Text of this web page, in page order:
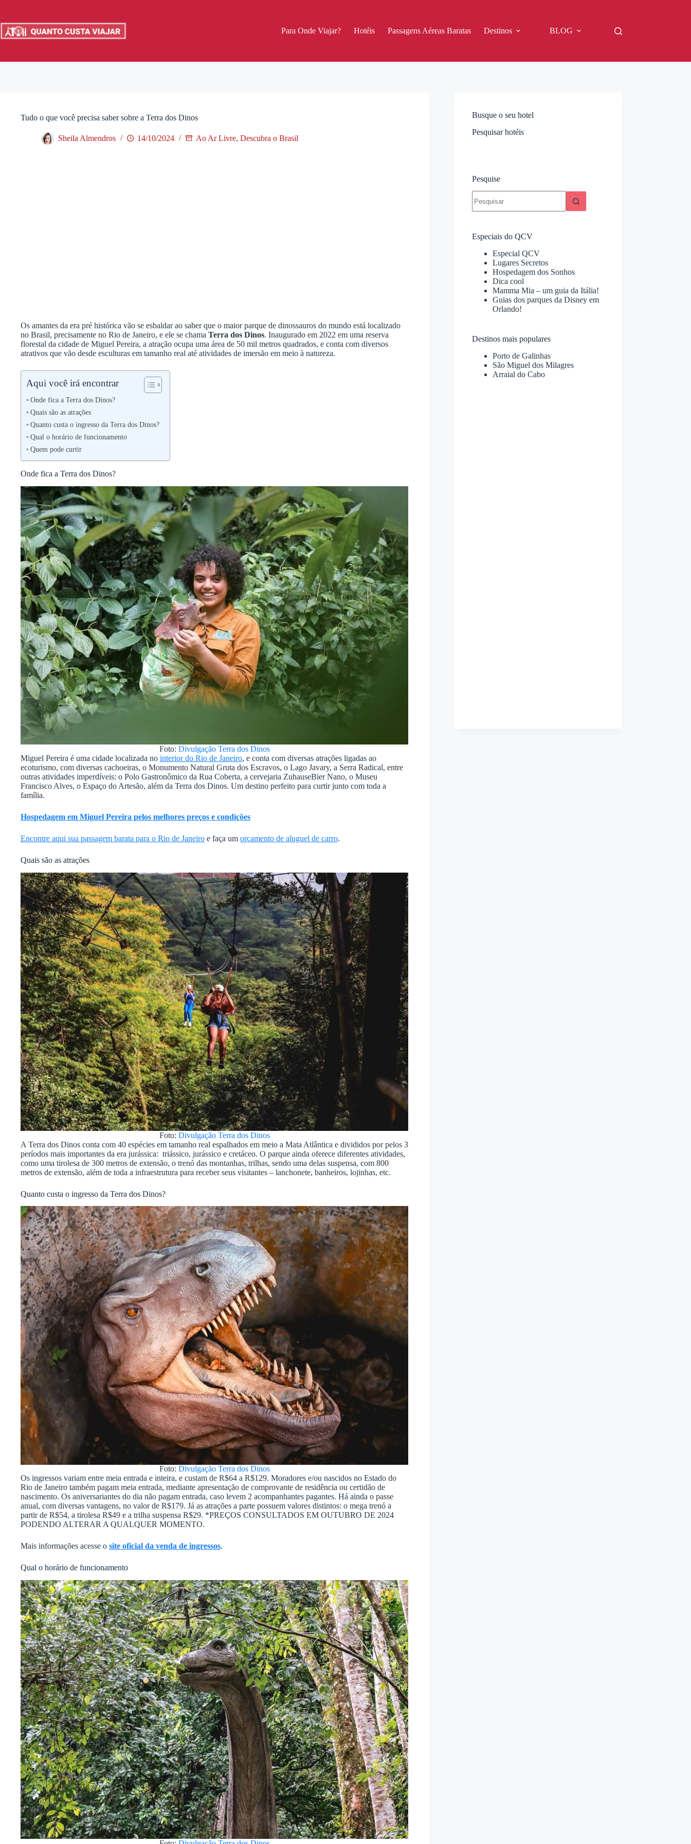
o
conteúdo
Para Onde Viajar? Hotéis Passagens Aéreas Baratas Destinos BLOG
Tudo o que você precisa saber sobre a Terra dos Dinos
Sheila Almendros 14/10/2024 Ao Ar Livre, Descubra o Brasil
Os amantes da era pré histórica vão se esbaldar ao saber que o maior parque de dinossauros do mundo está localizado
no Brasil, precisamente no Rio de Janeiro, e ele se chama Terra dos Dinos. Inaugurado em 2022 em uma reserva
florestal da cidade de Miguel Pereira, a atração ocupa uma área de 50 mil metros quadrados, e conta com diversos
atrativos que vão desde esculturas em tamanho real até atividades de imersão em meio à natureza.
Aqui você irá encontrar
Onde fica a Terra dos Dinos?
Quais são as atrações
Quanto custa o ingresso da Terra dos Dinos?
Qual o horário de funcionamento
Quem pode curtir
Onde fica a Terra dos Dinos?
Foto: Divulgação Terra dos Dinos
Miguel Pereira é uma cidade localizada no interior do Rio de Janeiro, e conta com diversas atrações ligadas ao
ecoturismo, com diversas cachoeiras, o Monumento Natural Gruta dos Escravos, o Lago Javary, a Serra Radical, entre
outras atividades imperdíveis: o Polo Gastronômico da Rua Coberta, a cervejaria ZuhauseBier Nano, o Museu
Francisco Alves, o Espaço do Artesão, além da Terra dos Dinos. Um destino perfeito para curtir junto com toda a
família.
Hospedagem em Miguel Pereira pelos melhores preços e condições
Encontre aqui sua passagem barata para o Rio de Janeiro e faça um orçamento de aluguel de carro.
Quais são as atrações
Foto: Divulgação Terra dos Dinos
A Terra dos Dinos conta com 40 espécies em tamanho real espalhados em meio a Mata Atlântica e divididos por pelos 3
períodos mais importantes da era jurássica: triássico, jurássico e cretáceo. O parque ainda oferece diferentes atividades,
como uma tirolesa de 300 metros de extensão, o trenó das montanhas, trilhas, sendo uma delas suspensa, com 800
metros de extensão, além de toda a infraestrutura para receber seus visitantes – lanchonete, banheiros, lojinhas, etc.
Quanto custa o ingresso da Terra dos Dinos?
Foto: Divulgação Terra dos Dinos
Os ingressos variam entre meia entrada e inteira, e custam de R$64 a R$129. Moradores e/ou nascidos no Estado do
Rio de Janeiro também pagam meia entrada, mediante apresentação de comprovante de residência ou certidão de
nascimento. Os aniversariantes do dia não pagam entrada, caso levem 2 acompanhantes pagantes. Há ainda o passe
anual, com diversas vantagens, no valor de R$179. Já as atrações a parte possuem valores distintos: o mega trenó a
partir de R$54, a tirolesa R$49 e a trilha suspensa R$29. *PREÇOS CONSULTADOS EM OUTUBRO DE 2024
PODENDO ALTERAR A QUALQUER MOMENTO.
Mais informações acesse o site oficial da venda de ingressos.
Qual o horário de funcionamento
Busque o seu hotel
Pesquisar hotéis
Pesquise
resultados
Especiais do QCV
Especial QCV
Lugares Secretos
Hospedagem dos Sonhos
Dica cool
Mamma Mia – um guia da Itália!
Guias dos parques da Disney em
Orlando!
Destinos mais populares
Porto de Galinhas
São Miguel dos Milagres
Arraial do Cabo